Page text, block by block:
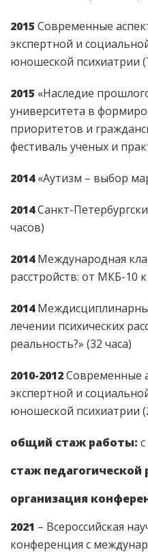
2015 Современные
экспертной и
юношеской психиатрии
2015 «Наследие
университета в
приоритетов и
фестиваль ученых и
2014«Аутизм – выбор
2014Санкт-
часов)
2014Международная
расстройств: от МКБ-10
2014
лечении психических
реальность?» (32 часа)
2010-2012Современные
экспертной и
юношеской психиатрии
общий стаж работы:
стаж педагогической
организация
2021 – Всероссийская
конференция с